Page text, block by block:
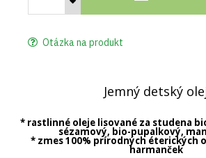
Otázka na produkt
Jemný detský
* rastlinné oleje lisované za studena
sézamový, bio-pupalkový,
* zmes 100% prírodných éterických
harmanček